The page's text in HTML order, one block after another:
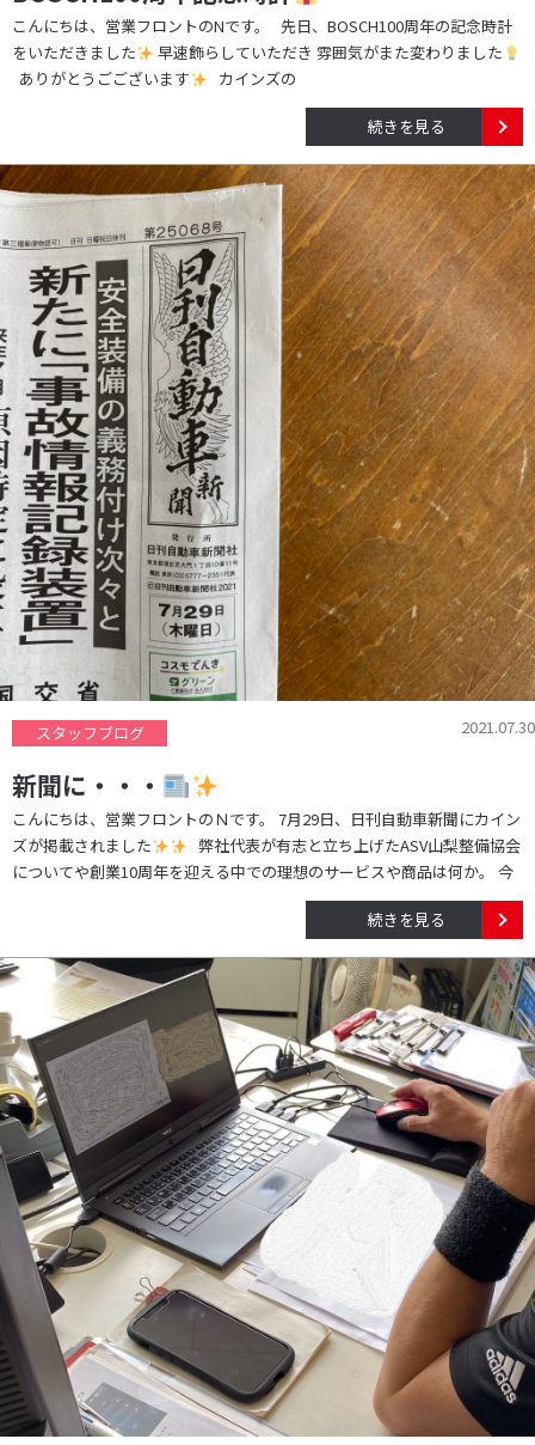
こんにちは、営業フロントのNです。 先日、BOSCH100周年の記念時計
をいただきました
早速飾らしていただき 雰囲気がまた変わりました
ありがとうごございます
カインズの
続きを見る
2021.07.30
スタッフブログ
新聞に・・・
こんにちは、営業フロントのＮです。 7月29日、日刊自動車新聞にカイン
ズが掲載されました
弊社代表が有志と立ち上げたASV山梨整備協会
についてや創業10周年を迎える中での理想のサービスや商品は何か。 今
続きを見る